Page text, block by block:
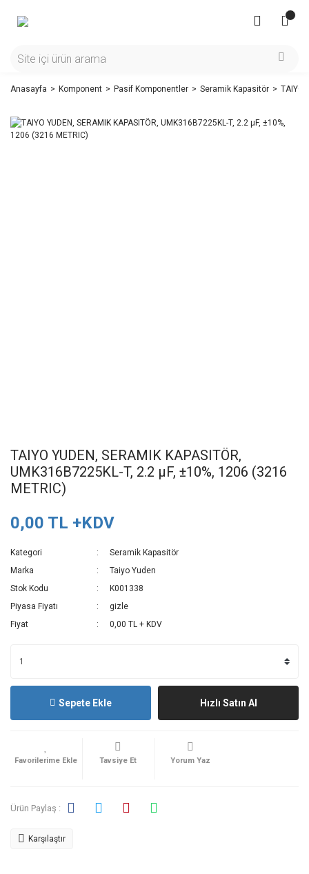
Anasayfa Komponent Pasif Komponentler Seramik Kapasitör TAIYO
TAIYO YUDEN, SERAMIK KAPASITÖR,
UMK316B7225KL-T, 2.2 µF, ±10%, 1206 (3216
METRIC)
0,00 TL +KDV
Kategori
Seramik Kapasitör
Marka
Taiyo Yuden
Stok Kodu
K001338
Piyasa Fiyatı
gizle
Fiyat
0,00 TL + KDV
Sepete Ekle Hızlı Satın Al
Tavsiye Et Yorum Yaz
Ürün Paylaş :
Karşılaştır